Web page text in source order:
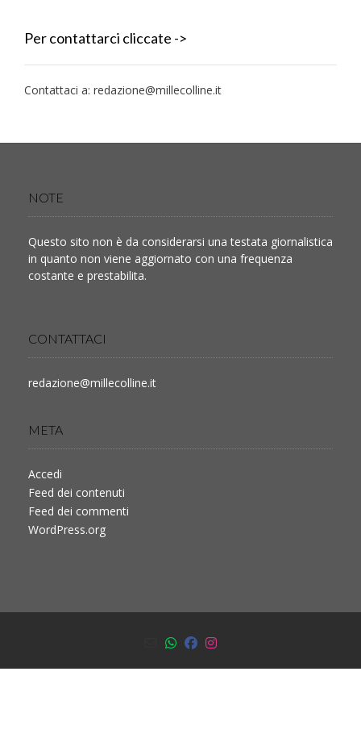
Per contattarci cliccate ->
Contattaci a: redazione@millecolline.it
NOTE
Questo sito non è da considerarsi una testata giornalistica
in quanto non viene aggiornato con una frequenza
costante e prestabilita.
CONTATTACI
redazione@millecolline.it
META
Accedi
Feed dei contenuti
Feed dei commenti
WordPress.org